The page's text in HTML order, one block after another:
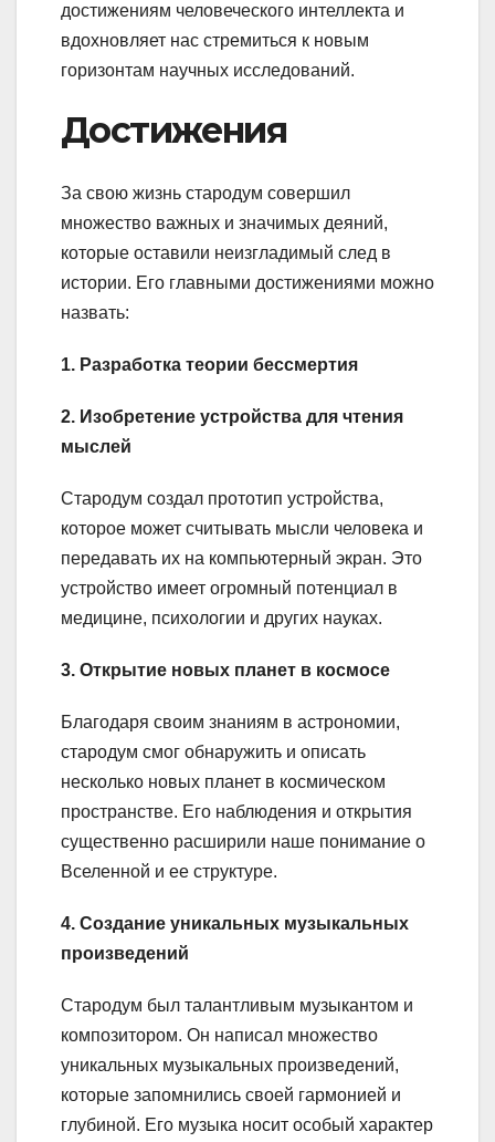
достижениям человеческого интеллекта и
вдохновляет нас стремиться к новым
горизонтам научных исследований.
Достижения
За свою жизнь стародум совершил
множество важных и значимых деяний,
которые оставили неизгладимый след в
истории. Его главными достижениями можно
назвать:
1. Разработка теории бессмертия
2. Изобретение устройства для чтения
мыслей
Стародум создал прототип устройства,
которое может считывать мысли человека и
передавать их на компьютерный экран. Это
устройство имеет огромный потенциал в
медицине, психологии и других науках.
3. Открытие новых планет в космосе
Благодаря своим знаниям в астрономии,
стародум смог обнаружить и описать
несколько новых планет в космическом
пространстве. Его наблюдения и открытия
существенно расширили наше понимание о
Вселенной и ее структуре.
4. Создание уникальных музыкальных
произведений
Стародум был талантливым музыкантом и
композитором. Он написал множество
уникальных музыкальных произведений,
которые запомнились своей гармонией и
глубиной. Его музыка носит особый характер